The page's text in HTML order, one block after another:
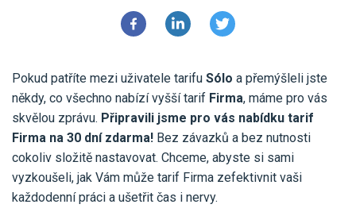
Online daňová evidence
Online fakturace
Propojení s bankou
Účetní a manažerské reporty
Ceník a sklady
One Stop Shop (OSS)
Všechny funkce
Účetní služby
Poptávka účetních služeb
Ceník účetních služeb
Pro koho je určené
Pro firmy
Pro živnostníky
Pro spolky
VYZKOUŠET ZDARMA PŘIHLÁSIT SE
Pokud patříte mezi uživatele tarifu Sólo a přemýšleli jste
někdy, co všechno nabízí vyšší tarif Firma, máme pro vás
skvělou zprávu. Připravili jsme pro vás nabídku tarif
Firma na 30 dní zdarma! Bez závazků a bez nutnosti
cokoliv složitě nastavovat. Chceme, abyste si sami
vyzkoušeli, jak Vám může tarif Firma zefektivnit vaši
každodenní práci a ušetřit čas i nervy.